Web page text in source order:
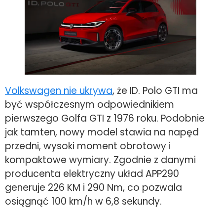
Volkswagen nie ukrywa, że ID. Polo GTI ma
być współczesnym odpowiednikiem
pierwszego Golfa GTI z 1976 roku. Podobnie
jak tamten, nowy model stawia na napęd
przedni, wysoki moment obrotowy i
kompaktowe wymiary. Zgodnie z danymi
producenta elektryczny układ APP290
generuje 226 KM i 290 Nm, co pozwala
osiągnąć 100 km/h w 6,8 sekundy.